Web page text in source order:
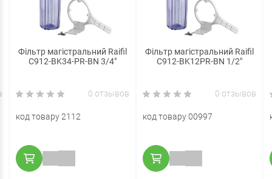
Фільтр магістральний Raifil
С912-BK34-PR-BN 3/4"
0 отзывов
код товару 2112
Фільтр магістральний Raifil
C912-BK12PR-BN 1/2"
0 отзывов
код товару 00997